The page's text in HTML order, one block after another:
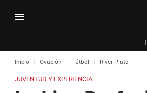
Inicio Ovación Fútbol River Plate
JUVENTUD Y EXPERIENCIA